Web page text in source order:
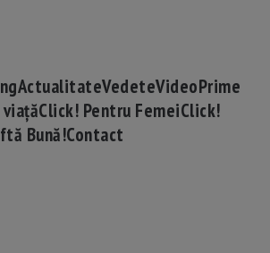
ActualitateVedeteVideoPrime
Click! Pentru FemeiClick!
Bună!Contact